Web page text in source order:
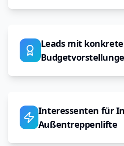
Leads mit
Interessenten für
Außentreppenlifte